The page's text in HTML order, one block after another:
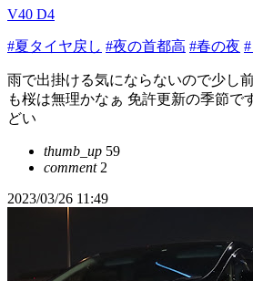
V40 D4
#夏タイヤ戻し #夜の首都高 #春の夜
雨で出掛ける気にならないので少し
も桜は無理かなぁ 免許更新の季節で
どい
thumb_up 59
comment2
2023/03/26 11:49